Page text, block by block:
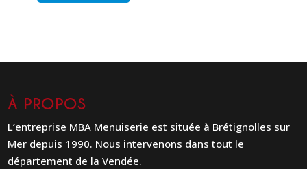
À PROPOS
L’entreprise MBA Menuiserie est située à Brétignolles sur
Mer depuis 1990. Nous intervenons dans tout le
département de la Vendée.